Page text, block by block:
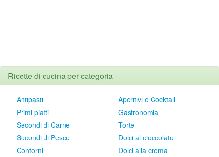
Ricette di cucina per categoria
Antipasti
Primi piatti
Secondi di Carne
Secondi di Pesce
Contorni
Aperitivi e Cocktail
Gastronomia
Torte
Dolci al cioccolato
Dolci alla crema